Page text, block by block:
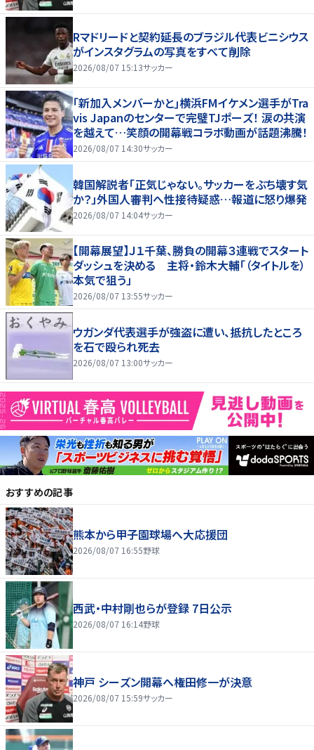
Rマドリードと契約延長のブラジル代表ビニシウス
がインスタグラムの写真をすべて削除
2026/08/07 15:13サッカー
｢新加入メンバーかと｣横浜FMイケメン選手がTra
vis Japanのセンターで完璧TJポーズ！ 涙の共演
を越えて…笑顔の開幕戦コラボ動画が話題沸騰！
2026/08/07 14:30サッカー
韓国解説者「正気じゃない。サッカーをぶち壊す気
か？」外国人審判へ性接待疑惑…報道に怒り爆発
2026/08/07 14:04サッカー
【開幕展望】Ｊ１千葉、勝負の開幕３連戦でスタート
ダッシュを決める 主将・鈴木大輔「（タイトルを）
本気で狙う」
2026/08/07 13:55サッカー
ウガンダ代表選手が強盗に遭い、抵抗したところ
を石で殴られ死去
2026/08/07 13:00サッカー
おすすめの記事
熊本から甲子園球場へ大応援団
2026/08/07 16:55野球
西武・中村剛也らが登録 7日公示
2026/08/07 16:14野球
神戸 シーズン開幕へ権田修一が決意
2026/08/07 15:59サッカー